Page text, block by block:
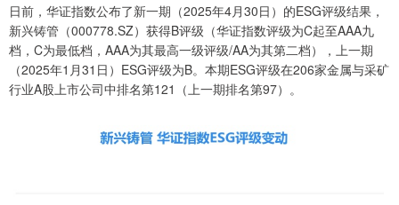
日前，华证指数公布了新一期（2025年4月30日）的ESG评级结果，
新兴铸管（000778.SZ）获得B评级（华证指数评级为C起至AAA九
档，C为最低档，AAA为其最高一级评级/AA为其第二档），上一期
（2025年1月31日）ESG评级为B。本期ESG评级在206家金属与采矿
行业A股上市公司中排名第121（上一期排名第97）。